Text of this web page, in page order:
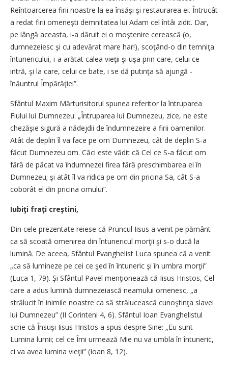
Reîntoarcerea firii noastre la ea însăşi şi restaurarea ei. Întrucât
a redat firii omeneşti demnitatea lui Adam cel întâi zidit. Dar,
pe lângă aceasta, i-a dăruit ei o moştenire cerească (o,
dumnezeiesc şi cu adevărat mare har!), scoţând-o din temniţa
întunericului, i-a arătat calea vieţii şi uşa prin care, celui ce
intră, şi la care, celui ce bate, i se dă putinţa să ajungă ­
înăuntrul Împărăţiei”.
Sfântul Maxim Mărturisitorul spunea referitor la întruparea
Fiului lui Dumnezeu: „Întruparea lui Dumnezeu, zice, ne este
chezăşie sigură a nădejdii de îndumnezeire a firii oamenilor.
Atât de deplin îl va face pe om Dumnezeu, cât de deplin S-a
făcut Dumnezeu om. Căci este vădit că Cel ce S-a făcut om
fără de păcat va îndumnezei firea fără preschimbarea ei în
Dumnezeu; şi atât îl va ridica pe om din pricina Sa, cât S-a
coborât el din pricina omului”.
Iubiţi fraţi creştini,
Din cele prezentate reiese că Pruncul Iisus a venit pe pământ
ca să scoată omenirea din întunericul morţii şi s-o ducă la
lumină. De aceea, Sfântul Evanghelist Luca spunea că a venit
„ca să lumineze pe cei ce şed în întuneric şi în umbra morţii”
(Luca 1, 79). Şi Sfântul Pavel menţionează că Iisus Hristos, Cel
care a adus lumină dumnezeiască neamului omenesc, „a
strălucit în inimile noastre ca să strălucească cunoştinţa slavei
lui Dumnezeu” (II Corinteni 4, 6). Sfântul Ioan Evanghelistul
scrie că Însuşi Iisus Hristos a spus despre Sine: „Eu sunt
Lumina lumii; cel ce Îmi urmează Mie nu va umbla în întuneric,
ci va avea lumina vieţii” (Ioan 8, 12).